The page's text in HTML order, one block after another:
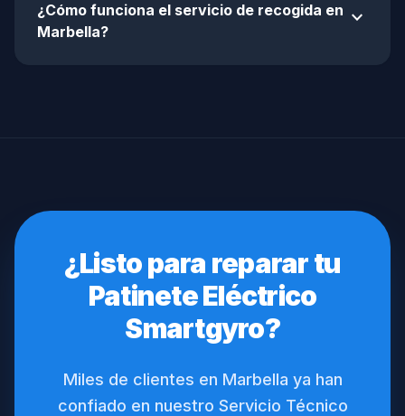
¿Cómo funciona el servicio de recogida en
Marbella?
expand_more
¿Listo para reparar tu
Patinete Eléctrico
Smartgyro?
Miles de clientes en Marbella ya han
confiado en nuestro Servicio Técnico